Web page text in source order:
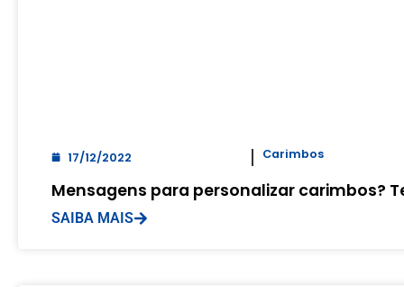
17/12/2022 Carimbos
Mensagens para personalizar carimbos?
SAIBA MAIS